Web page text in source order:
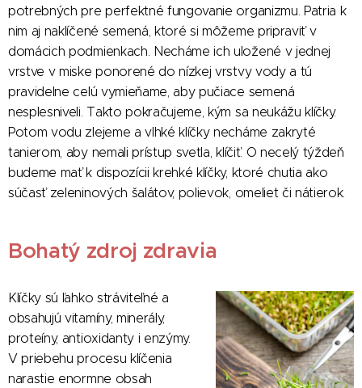
potrebných pre perfektné fungovanie organizmu. Patria k
nim aj naklíčené semená, ktoré si môžeme pripraviť v
domácich podmienkach. Necháme ich uložené v jednej
vrstve v miske ponorené do nízkej vrstvy vody a tú
pravidelne celú vymieňame, aby pučiace semená
nesplesniveli. Takto pokračujeme, kým sa neukážu klíčky.
Potom vodu zlejeme a vlhké klíčky necháme zakryté
tanierom, aby nemali prístup svetla, klíčiť. O necelý týždeň
budeme mať k dispozícii krehké klíčky, ktoré chutia ako
súčasť zeleninových šalátov, polievok, omeliet či nátierok.
Bohatý zdroj zdravia
Klíčky sú ľahko stráviteľné a
obsahujú vitamíny, minerály,
proteíny, antioxidanty i enzýmy.
V priebehu procesu klíčenia
narastie enormne obsah